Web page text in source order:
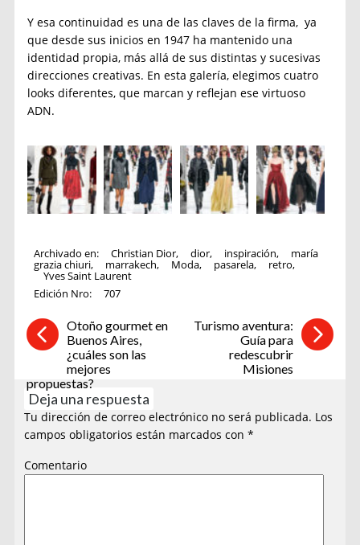
Y esa continuidad es una de las claves de la firma, ya
que desde sus inicios en 1947 ha mantenido una
identidad propia, más allá de sus distintas y sucesivas
direcciones creativas. En esta galería, elegimos cuatro
looks diferentes, que marcan y reflejan ese virtuoso
ADN.
Archivado en: Christian Dior, dior, inspiración, maría
grazia chiuri, marrakech, Moda, pasarela, retro,
Yves Saint Laurent
Edición Nro:
707
Otoño gourmet en
Buenos Aires,
¿cuáles son las
mejores
propuestas?
Turismo aventura:
Guía para
redescubrir
Misiones
Deja una respuesta
Tu dirección de correo electrónico no será publicada. Los
campos obligatorios están marcados con*
Comentario